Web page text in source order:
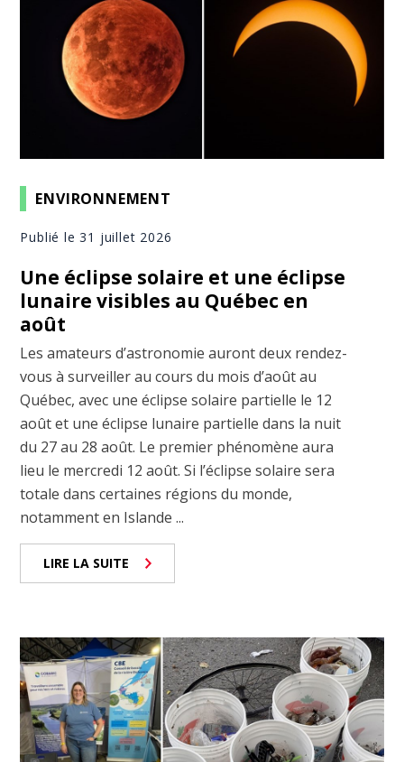
ENVIRONNEMENT
Publié le 31 juillet 2026
Une éclipse solaire et une éclipse
lunaire visibles au Québec en
août
Les amateurs d’astronomie auront deux rendez-
vous à surveiller au cours du mois d’août au
Québec, avec une éclipse solaire partielle le 12
août et une éclipse lunaire partielle dans la nuit
du 27 au 28 août. Le premier phénomène aura
lieu le mercredi 12 août. Si l’éclipse solaire sera
totale dans certaines régions du monde,
notamment en Islande ...
LIRE LA SUITE